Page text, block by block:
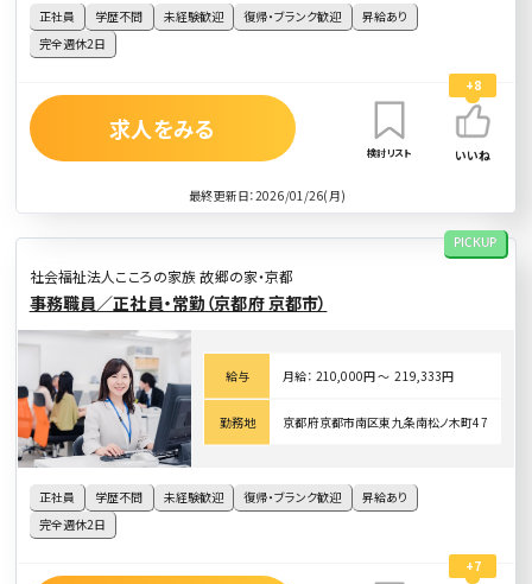
正社員 学歴不問 未経験歓迎 復帰・ブランク歓迎
昇給あり
完全週休2日
最終更新日：2026/01/26(月)
求人をみる
検討リスト
+8
いいね
社会福祉法人こころの家族 故郷の家・京都
PICKUP
事務職員／正社員・常勤（京都府 京都市）
正社員 学歴不問 未経験歓迎 復帰・ブランク歓迎
昇給あり
完全週休2日
給与 月給： 210,000円 〜 219,333円
勤務地 京都府京都市南区東九条南松ノ木町47
+7